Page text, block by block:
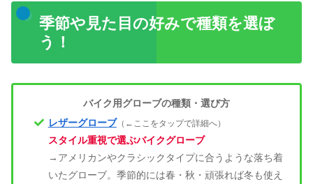
季節や見た目の好みで種類を選ぼ
う！
バイク用グローブの種類・選び方
レザーグローブ（←ここをタップで詳細へ）
スタイル重視で選ぶバイクグローブ
→アメリカンやクラシックタイプに合うような落ち着
いたグローブ。季節的には春・秋・頑張れば冬も使え